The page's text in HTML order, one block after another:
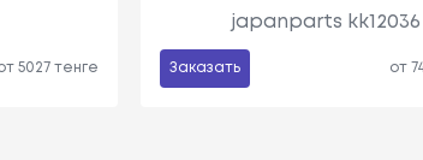
5027 тенге
japanparts kk12036
Заказать от